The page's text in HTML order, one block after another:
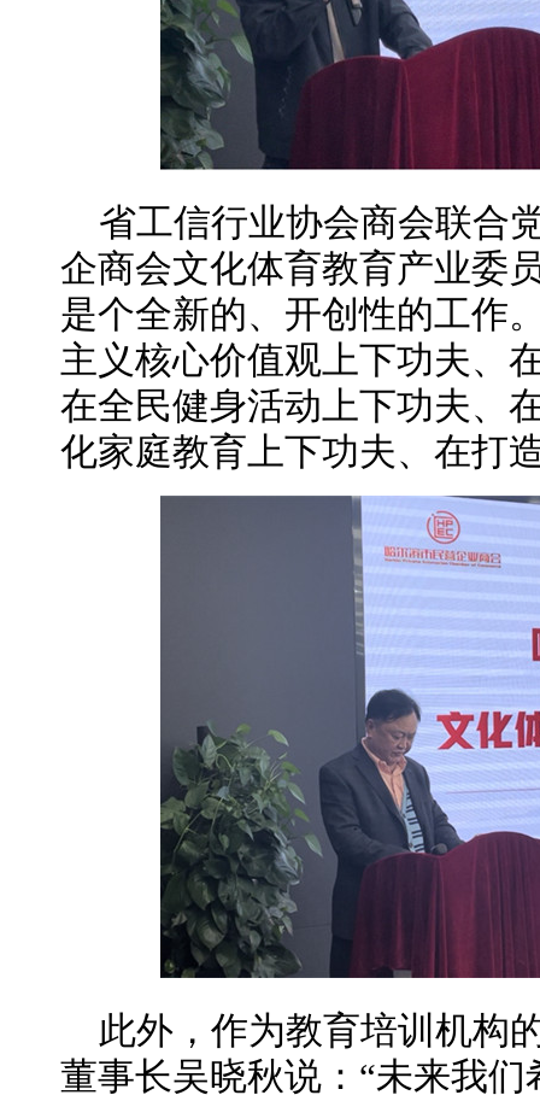
省工信行业协会商会联合
企商会文化体育教育产业委
是个全新的、开创性的工作
主义核心价值观上下功夫、
在全民健身活动上下功夫、
化家庭教育上下功夫、在打
此外，作为教育培训机构
董事长吴晓秋说：“未来我